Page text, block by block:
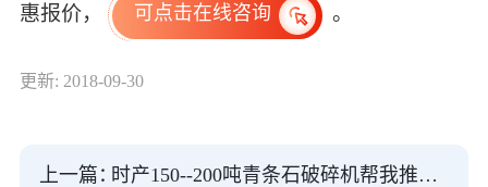
惠报价，
可点击在线咨询 。
更新: 2018-09-30
上一篇： 时产150--200吨青条石破碎机帮我推荐一下型号和报价